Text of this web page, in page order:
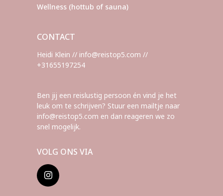
Wellness (hottub of sauna)
CONTACT
Heidi Klein // info@reistop5.com //
+31655197254
Ben jij een reislustig persoon én vind je het
leuk om te schrijven? Stuur een mailtje naar
info@reistop5.com en dan reageren we zo
snel mogelijk.
VOLG ONS VIA